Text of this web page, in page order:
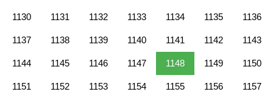
1130 1131 1132 1133 1134 1135 1136
1137 1138 1139 1140 1141 1142 1143
1144 1145 1146 1147 1148 1149 1150
1151 1152 1153 1154 1155 1156 1157